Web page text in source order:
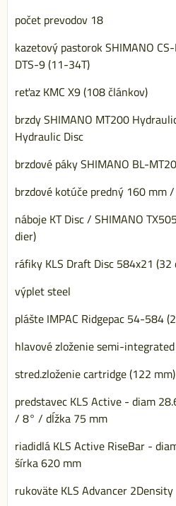
počet prevodov 18
kazetový pastorok SHIMANO
DTS-9 (11-34T)
reťaz KMC X9 (108 článkov)
brzdy SHIMANO MT200
Hydraulic Disc
brzdové páky SHIMANO BL-
brzdové kotúče predný 160 mm
náboje KT Disc / SHIMANO
dier)
ráfiky KLS Draft Disc 584x21 (32
výplet steel
plášte IMPAC Ridgepac 54-584
hlavové zloženie semi-integrated
stred.zloženie cartridge (122 mm)
predstavec KLS Active - diam
/ 8° / dĺžka 75 mm
riadidlá KLS Active RiseBar -
šírka 620 mm
rukoväte KLS Advancer 2Density